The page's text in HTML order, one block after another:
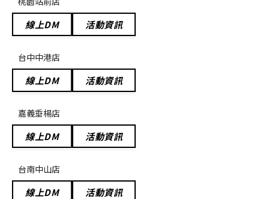
線上DM 活動資訊
台中中港店
線上DM 活動資訊
嘉義垂楊店
線上DM 活動資訊
台南中山店
線上DM 活動資訊